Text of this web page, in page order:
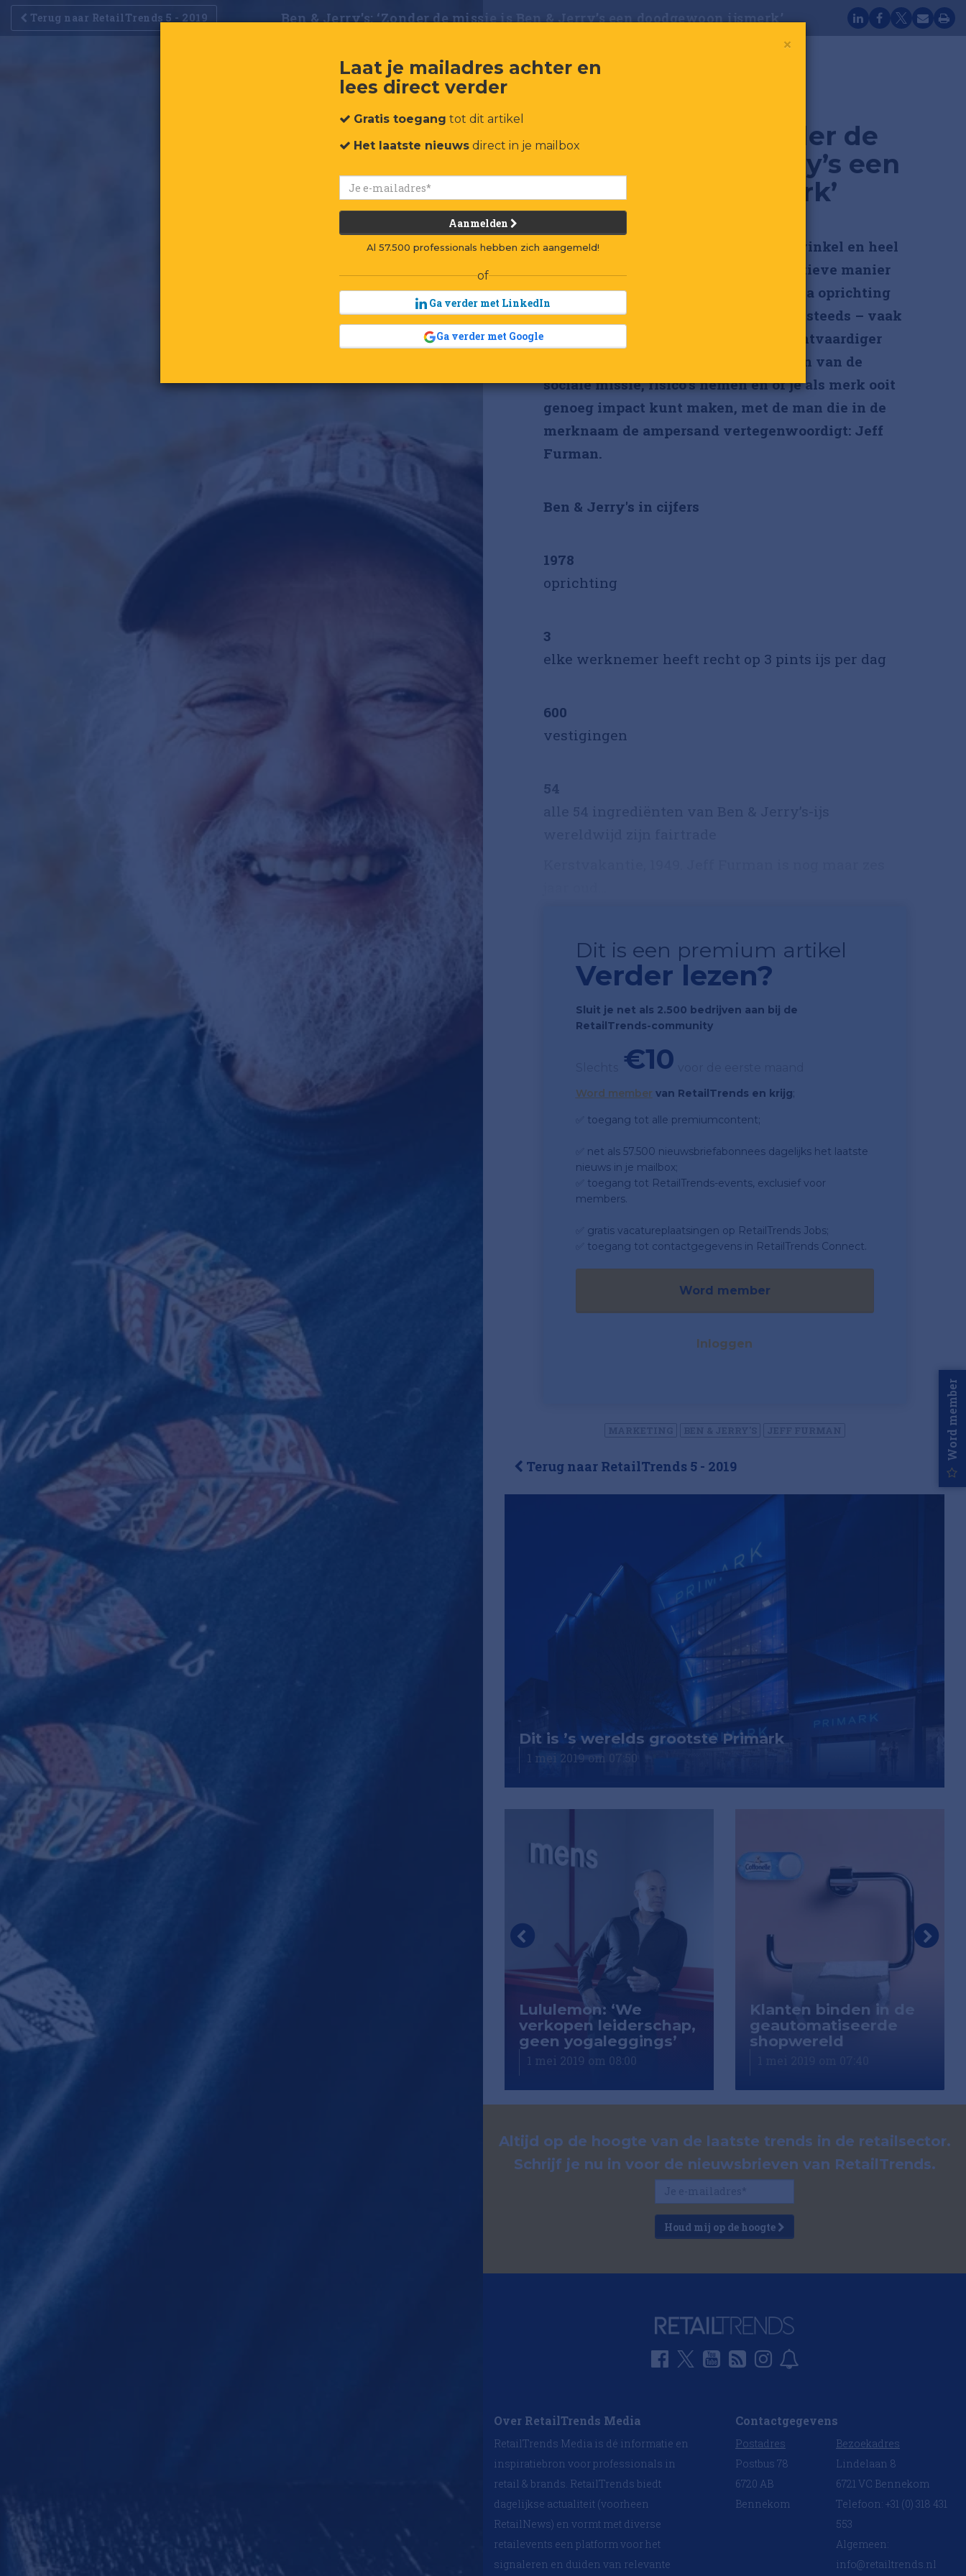
Terug naar RetailTrends 5 - 2019 Ben & Jerry's: ‘Zonder de missie is Ben & Jerry’s een doodgewoon ijsmerk’
Ben & Jerry's: ‘Zonder de
missie is Ben & Jerry’s een
doodgewoon ijsmerk’
D
rie vrienden, een kleine ijswinkel en heel
veel ambitie om op een positieve manier
zaken te doen. Veertig jaar na oprichting
maakt ijsmerk Ben & Jerry’s zich nog steeds – vaak
met een knipoog – sterk voor een rechtvaardiger
wereld. Een gesprek over het bewaken van de
sociale missie, risico’s nemen en of je als merk ooit
genoeg impact kunt maken, met de man die in de
merknaam de ampersand vertegenwoordigt: Jeff
Furman.
Ben & Jerry's in cijfers
1978
oprichting
3
elke werknemer heeft recht op 3 pints ijs per dag
600
vestigingen
54
Dit is een premium artikel
Verder lezen?
Sluit je net als 2.500 bedrijven aan bij de
RetailTrends-community
€10
Word member van RetailTrends en krijg;
✅ toegang tot alle premiumcontent;
✅ net als 57.500 nieuwsbriefabonnees dagelijks het laatste
nieuws in je mailbox;
✅ toegang tot RetailTrends-events, exclusief voor
members.
✅ gratis vacatureplaatsingen op RetailTrends Jobs;
✅ toegang tot contactgegevens in RetailTrends Connect.
Word member
Inloggen
Terug naar RetailTrends 5 - 2019
Dit is ’s werelds grootste Primark
1 mei 2019 om 07:50
5x de koop van je
leven
Lululemon: ‘We
verkopen leiderschap,
geen yogaleggings’
1 mei 2019 om 08:00
Klanten binden in de
geautomatiseerde
shopwereld
Altijd op de hoogte van de laatste trends in de retailsector.
Schrijf je nu in voor de nieuwsbrieven van RetailTrends.
Houd mij op de hoogte
Over RetailTrends Media
RetailTrends Media is dé informatie en
inspiratiebron voor professionals in
retail & brands. RetailTrends biedt
dagelijkse actualiteit (voorheen
RetailNews) en vormt met diverse
retailevents een platform voor het
signaleren en duiden van relevante
Contactgegevens
Postadres
Postbus 78
6720 AB
Bennekom
Bezoekadres
Lindelaan 8
6721 VC Bennekom
Telefoon: +31 (0) 318 431
553
Algemeen:
info@retailtrends.nl
Word member
×
Laat je mailadres achter en
lees direct verder
Gratis toegang tot dit artikel
Het laatste nieuws direct in je mailbox
Aanmelden
Al 57.500 professionals hebben zich aangemeld!
of
Ga verder met LinkedIn
Ga verder met Google